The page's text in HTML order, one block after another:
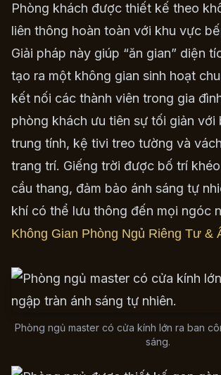
Phòng khách được thiết kế theo
liên thông hoàn toàn với khu vực
Giải pháp này giúp “ăn gian” diện
tạo ra một không gian sinh hoạt
kết nối các thành viên trong gia
phòng khách ưu tiên sự tối giản với
trung tính, kệ tivi treo tường và
trang trí. Giếng trời được bố trí
cầu thang, đảm bảo ánh sáng tự
khí có thể lưu thông đến mọi ngóc
Không Gian Phòng Ngủ Riêng Tư &
Phòng ngủ master có cửa kính lớn ra ban
sáng.